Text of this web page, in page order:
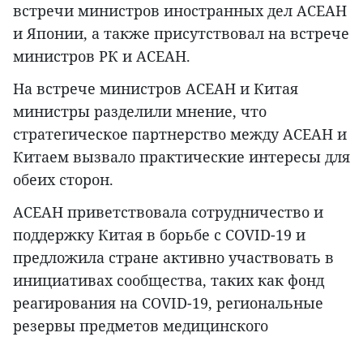
встречи министров иностранных дел АСЕАН
и Японии, а также присутствовал на встрече
министров РК и АСЕАН.
На встрече министров АСЕАН и Китая
министры разделили мнение, что
стратегическое партнерство между АСЕАН и
Китаем вызвало практические интересы для
обеих сторон.
АСЕАН приветствовала сотрудничество и
поддержку Китая в борьбе с COVID-19 и
предложила стране активно участвовать в
инициативах сообщества, таких как фонд
реагирования на COVID-19, региональные
резервы предметов медицинского